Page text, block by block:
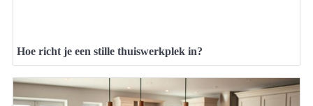
Hoe richt je een stille thuiswerkplek in?